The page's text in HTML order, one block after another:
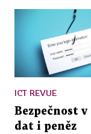
ICT REVUE
Bezpečnost
dat i peněz